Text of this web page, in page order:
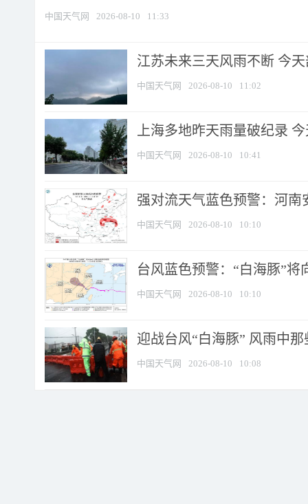
中国天气网 2026-08-10 11:33
江苏未来三天风雨不断 今
中国天气网 2026-08-10 11:02
上海多地昨天雨量破纪录
中国天气网 2026-08-10 10:41
强对流天气蓝色预警：河南
中国天气网 2026-08-10 10:10
台风蓝色预警：“白海豚”
中国天气网 2026-08-10 10:10
迎战台风“白海豚” 风雨中
中国天气网 2026-08-10 10:08